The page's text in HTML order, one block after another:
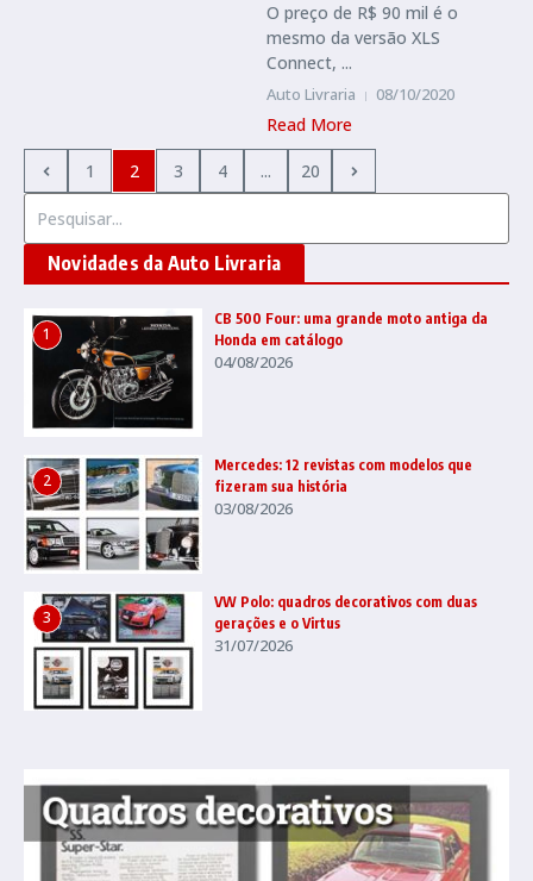
O preço de R$ 90 mil é o
mesmo da versão XLS
Connect, ...
Auto Livraria 08/10/2020
Read More
1 2 3 4 ...
20
Novidades da Auto Livraria
1
CB 500 Four: uma grande moto antiga da
Honda em catálogo
04/08/2026
2
Mercedes: 12 revistas com modelos que
fizeram sua história
03/08/2026
3
VW Polo: quadros decorativos com duas
gerações e o Virtus
31/07/2026